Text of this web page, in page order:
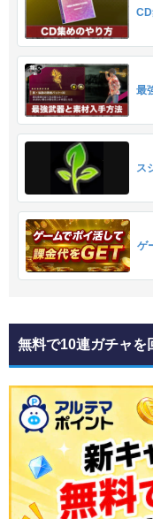
最
ス
ゲ
無料で10連ガチャを